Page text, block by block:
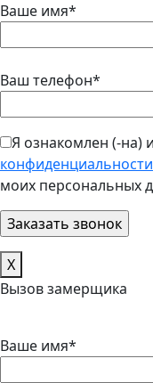
Ваше имя*
Ваш телефон*
Я ознакомлен (-на)
конфиденциальности
моих персональных
Х
Вызов замерщика
Ваше имя*